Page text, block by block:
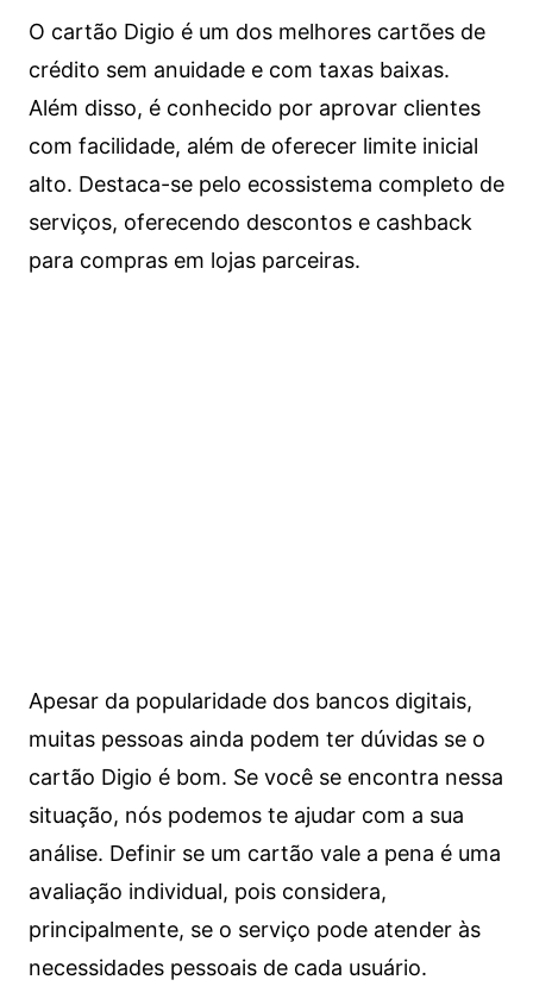
O cartão Digio é um dos melhores cartões de
crédito sem anuidade e com taxas baixas.
Além disso, é conhecido por aprovar clientes
com facilidade, além de oferecer limite inicial
alto. Destaca-se pelo ecossistema completo de
serviços, oferecendo descontos e cashback
para compras em lojas parceiras.
Apesar da popularidade dos bancos digitais,
muitas pessoas ainda podem ter dúvidas se o
cartão Digio é bom. Se você se encontra nessa
situação, nós podemos te ajudar com a sua
análise. Definir se um cartão vale a pena é uma
avaliação individual, pois considera,
principalmente, se o serviço pode atender às
necessidades pessoais de cada usuário.